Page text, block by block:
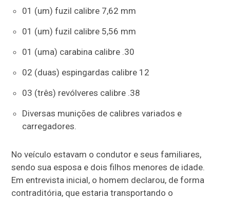
01 (um) fuzil calibre 7,62 mm
01 (um) fuzil calibre 5,56 mm
01 (uma) carabina calibre .30
02 (duas) espingardas calibre 12
03 (três) revólveres calibre .38
Diversas munições de calibres variados e
carregadores.
No veículo estavam o condutor e seus familiares,
sendo sua esposa e dois filhos menores de idade.
Em entrevista inicial, o homem declarou, de forma
contraditória, que estaria transportando o